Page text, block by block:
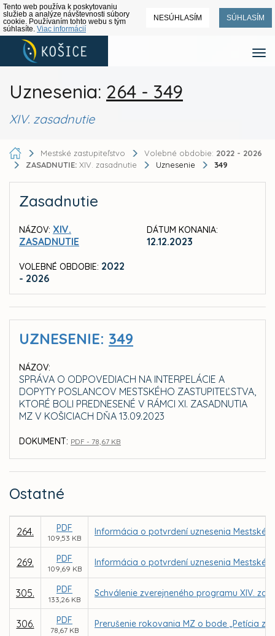
Tento web používa k poskytovaniu
služieb a analýze návštevnosti súbory
cookie. Používaním tohto webu s tým
súhlasíte. Viac informácií
NESÚHLASÍM SÚHLASÍM
Uznesenia: 264 - 349
XIV. zasadnutie
Mestské zastupiteľstvo Volebné obdobie: 2022 - 2026
ZASADNUTIE: XIV. zasadnutie Uznesenie 349
Zasadnutie
NÁZOV: XIV.
ZASADNUTIE
VOLEBNÉ OBDOBIE: 2022
- 2026
DÁTUM KONANIA:
12.12.2023
UZNESENIE: 349
NÁZOV:
SPRÁVA O ODPOVEDIACH NA INTERPELÁCIE A
DOPYTY POSLANCOV MESTSKÉHO ZASTUPITEĽSTVA,
KTORÉ BOLI PREDNESENÉ V RÁMCI XI. ZASADNUTIA
MZ V KOŠICIACH DŇA 13.09.2023
DOKUMENT: PDF - 78,67 KB
Ostatné
264. PDF
109,53 KB
Informácia o potvrdení uznesenia
269. PDF
109,69 KB
Informácia o potvrdení uznesenia
305. PDF
133,26 KB
Schválenie zverejneného programu XIV.
306. PDF
78,67 KB
Prerušenie rokovania MZ o bode „Petícia